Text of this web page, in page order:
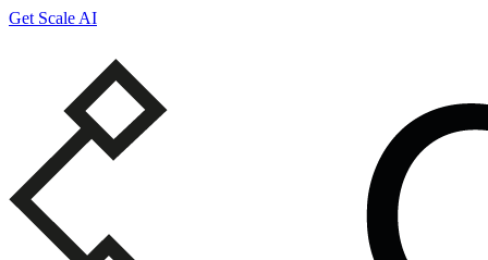
Get Scale AI